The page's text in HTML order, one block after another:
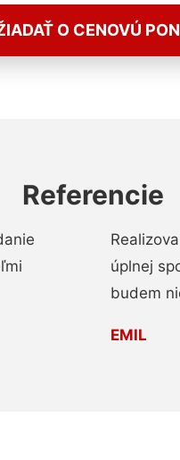
O CENOVÚ
Referencie
úplnej
budem
EMIL